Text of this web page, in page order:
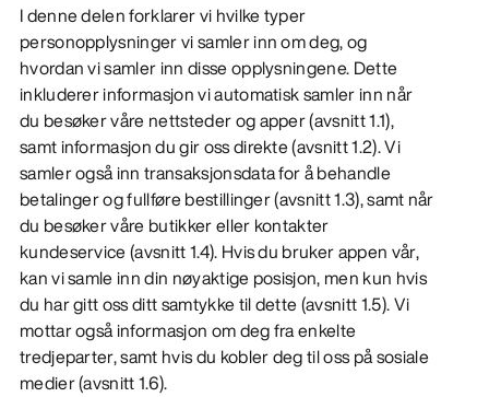
OPPDAG
I denne delen forklarer vi hvilke typer
personopplysninger vi samler inn om deg, og
hvordan vi samler inn disse opplysningene. Dette
inkluderer informasjon vi automatisk samler inn når
du besøker våre nettsteder og apper (avsnitt 1.1),
samt informasjon du gir oss direkte (avsnitt 1.2). Vi
samler også inn transaksjonsdata for å behandle
betalinger og fullføre bestillinger (avsnitt 1.3), samt når
du besøker våre butikker eller kontakter
kundeservice (avsnitt 1.4). Hvis du bruker appen vår,
kan vi samle inn din nøyaktige posisjon, men kun hvis
du har gitt oss ditt samtykke til dette (avsnitt 1.5). Vi
mottar også informasjon om deg fra enkelte
tredjeparter, samt hvis du kobler deg til oss på sosiale
medier (avsnitt 1.6).